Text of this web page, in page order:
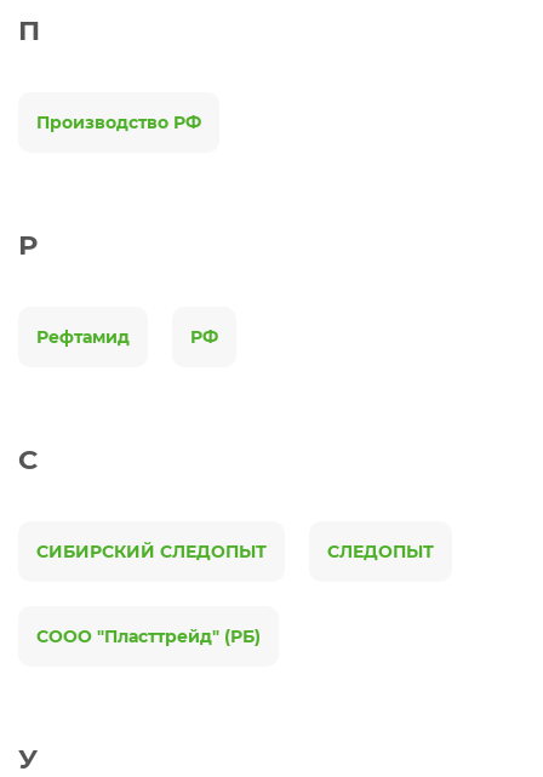
П
Производство РФ
Р
Рефтамид РФ
С
СИБИРСКИЙ СЛЕДОПЫТ СЛЕДОПЫТ
СООО "Пласттрейд" (РБ)
У